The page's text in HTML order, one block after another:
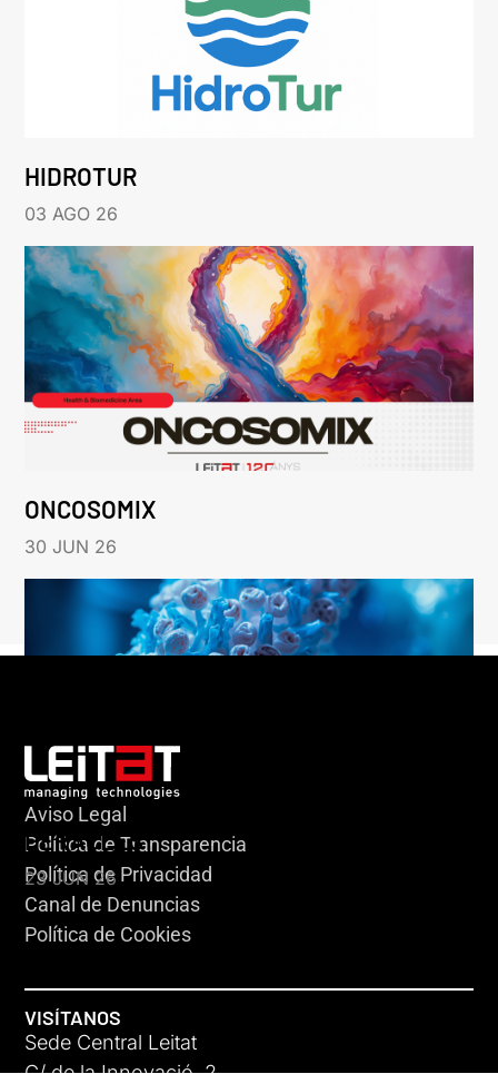
HIDROTUR
03 AGO 26
ONCOSOMIX
30 JUN 26
HERACLES
23 JUN 26
Aviso Legal
Política de Transparencia
Política de Privacidad
Canal de Denuncias
Política de Cookies
VISÍTANOS
Sede Central Leitat